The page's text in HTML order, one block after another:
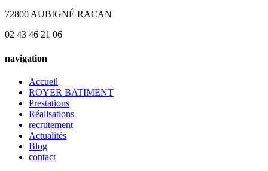
72800 AUBIGNÉ RACAN
02 43 46 21 06
navigation
Accueil
ROYER BATIMENT
Prestations
Réalisations
recrutement
Actualités
Blog
contact